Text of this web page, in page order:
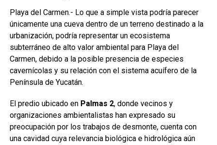
Playa del Carmen.- Lo que a simple vista podría parecer
únicamente una cueva dentro de un terreno destinado a la
urbanización, podría representar un ecosistema
subterráneo de alto valor ambiental para Playa del
Carmen, debido a la posible presencia de especies
cavernícolas y su relación con el sistema acuífero de la
Península de Yucatán.
El predio ubicado en Palmas 2, donde vecinos y
organizaciones ambientalistas han expresado su
preocupación por los trabajos de desmonte, cuenta con
una cavidad cuya relevancia biológica e hidrológica aún